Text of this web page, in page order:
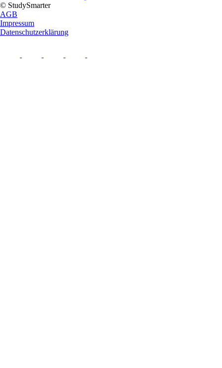
© StudySmarter
AGB
Impressum
Datenschutzerklärung